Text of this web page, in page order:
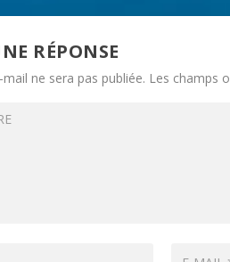
RÉPONSE
ne sera pas publiée. Les champs